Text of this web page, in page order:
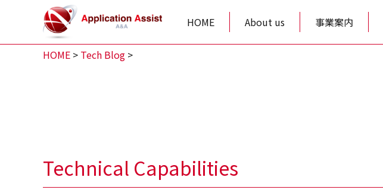
HOME About us 事業案内
HOME > Tech Blog >
Technical Capabilities